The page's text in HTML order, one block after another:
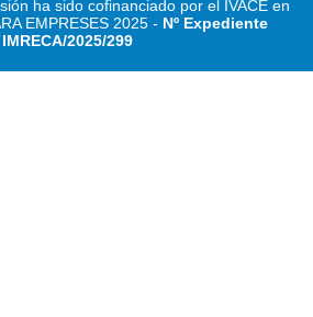
ha sido cofinanciado por el IVACE en
EMPRESES 2025 - Nº Expediente
IMRECA/2025/299